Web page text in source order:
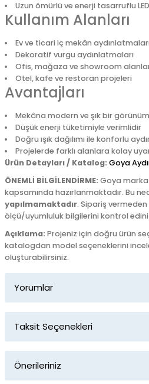
Uzun ömürlü ve enerji tasarruflu
Kullanım Alanları
Ev ve ticari iç mekân aydınlatmaları
Dekoratif vurgu aydınlatmaları
Ofis, mağaza ve showroom
Otel, kafe ve restoran projeleri
Avantajları
Mekâna modern ve şık bir görünüm
Düşük enerji tüketimiyle verimlidir
Doğru ışık dağılımı ile konforlu
Projelerde farklı alanlara kolay
Ürün Detayları / Katalog: Goya
ÖNEMLİ BİLGİLENDİRME: Goya
kapsamında hazırlanmaktadır. Bu
yapılmamaktadır. Sipariş vermeden
ölçü/uyumluluk bilgilerini kontrol
Açıklama: Projeniz için doğru ürün
katalogdan model seçeneklerini
oluşturabilirsiniz.
Yorumlar
Taksit Seçenekleri
Önerileriniz